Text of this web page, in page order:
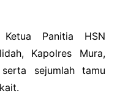
Panitia HSN
Kapolres Mura,
sejumlah tamu